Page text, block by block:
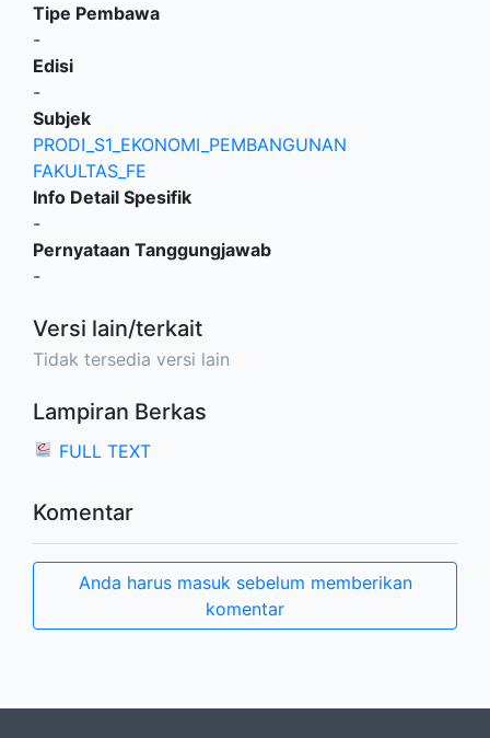
Tipe Pembawa
-
Edisi
-
Subjek
PRODI_S1_EKONOMI_PEMBANGUNAN
FAKULTAS_FE
Info Detail Spesifik
-
Pernyataan Tanggungjawab
-
Versi lain/terkait
Tidak tersedia versi lain
Lampiran Berkas
FULL TEXT
Komentar
Anda harus masuk sebelum memberikan
komentar